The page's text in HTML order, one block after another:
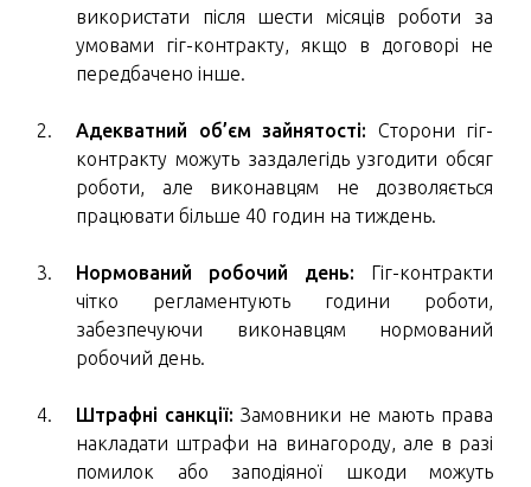
використати після шести місяців роботи за
умовами гіг-контракту, якщо в договорі не
передбачено інше.
Адекватний об’єм зайнятості: Сторони гіг-
контракту можуть заздалегідь узгодити обсяг
роботи, але виконавцям не дозволяється
працювати більше 40 годин на тиждень.
Нормований робочий день: Гіг-контракти
чітко регламентують години роботи,
забезпечуючи виконавцям нормований
робочий день.
Штрафні санкції: Замовники не мають права
накладати штрафи на винагороду, але в разі
помилок або заподіяної шкоди можуть